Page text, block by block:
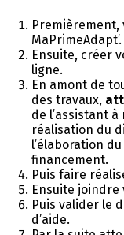
MaPrimeAdapt’.
Ensuite, créer
ligne.
En amont de
des travaux,
de l’assistant à
réalisation du
l’élaboration
financement.
Puis faire
Ensuite joindre
Puis valider le
d’aide.